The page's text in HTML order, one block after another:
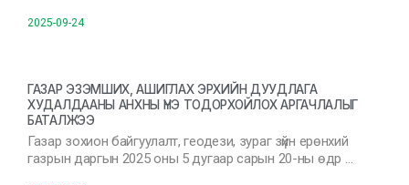
2025-09-24
ГАЗАР ЭЗЭМШИХ, АШИГЛАХ ЭРХИЙН ДУУДЛАГА
ХУДАЛДААНЫ АНХНЫ ҮНЭ ТОДОРХОЙЛОХ АРГАЧЛАЛЫГ
БАТАЛЖЭЭ
Газар зохион байгуулалт, геодези, зураг зүйн ерөнхий
газрын даргын 2025 оны 5 дугаар сарын 20-ны өдр …